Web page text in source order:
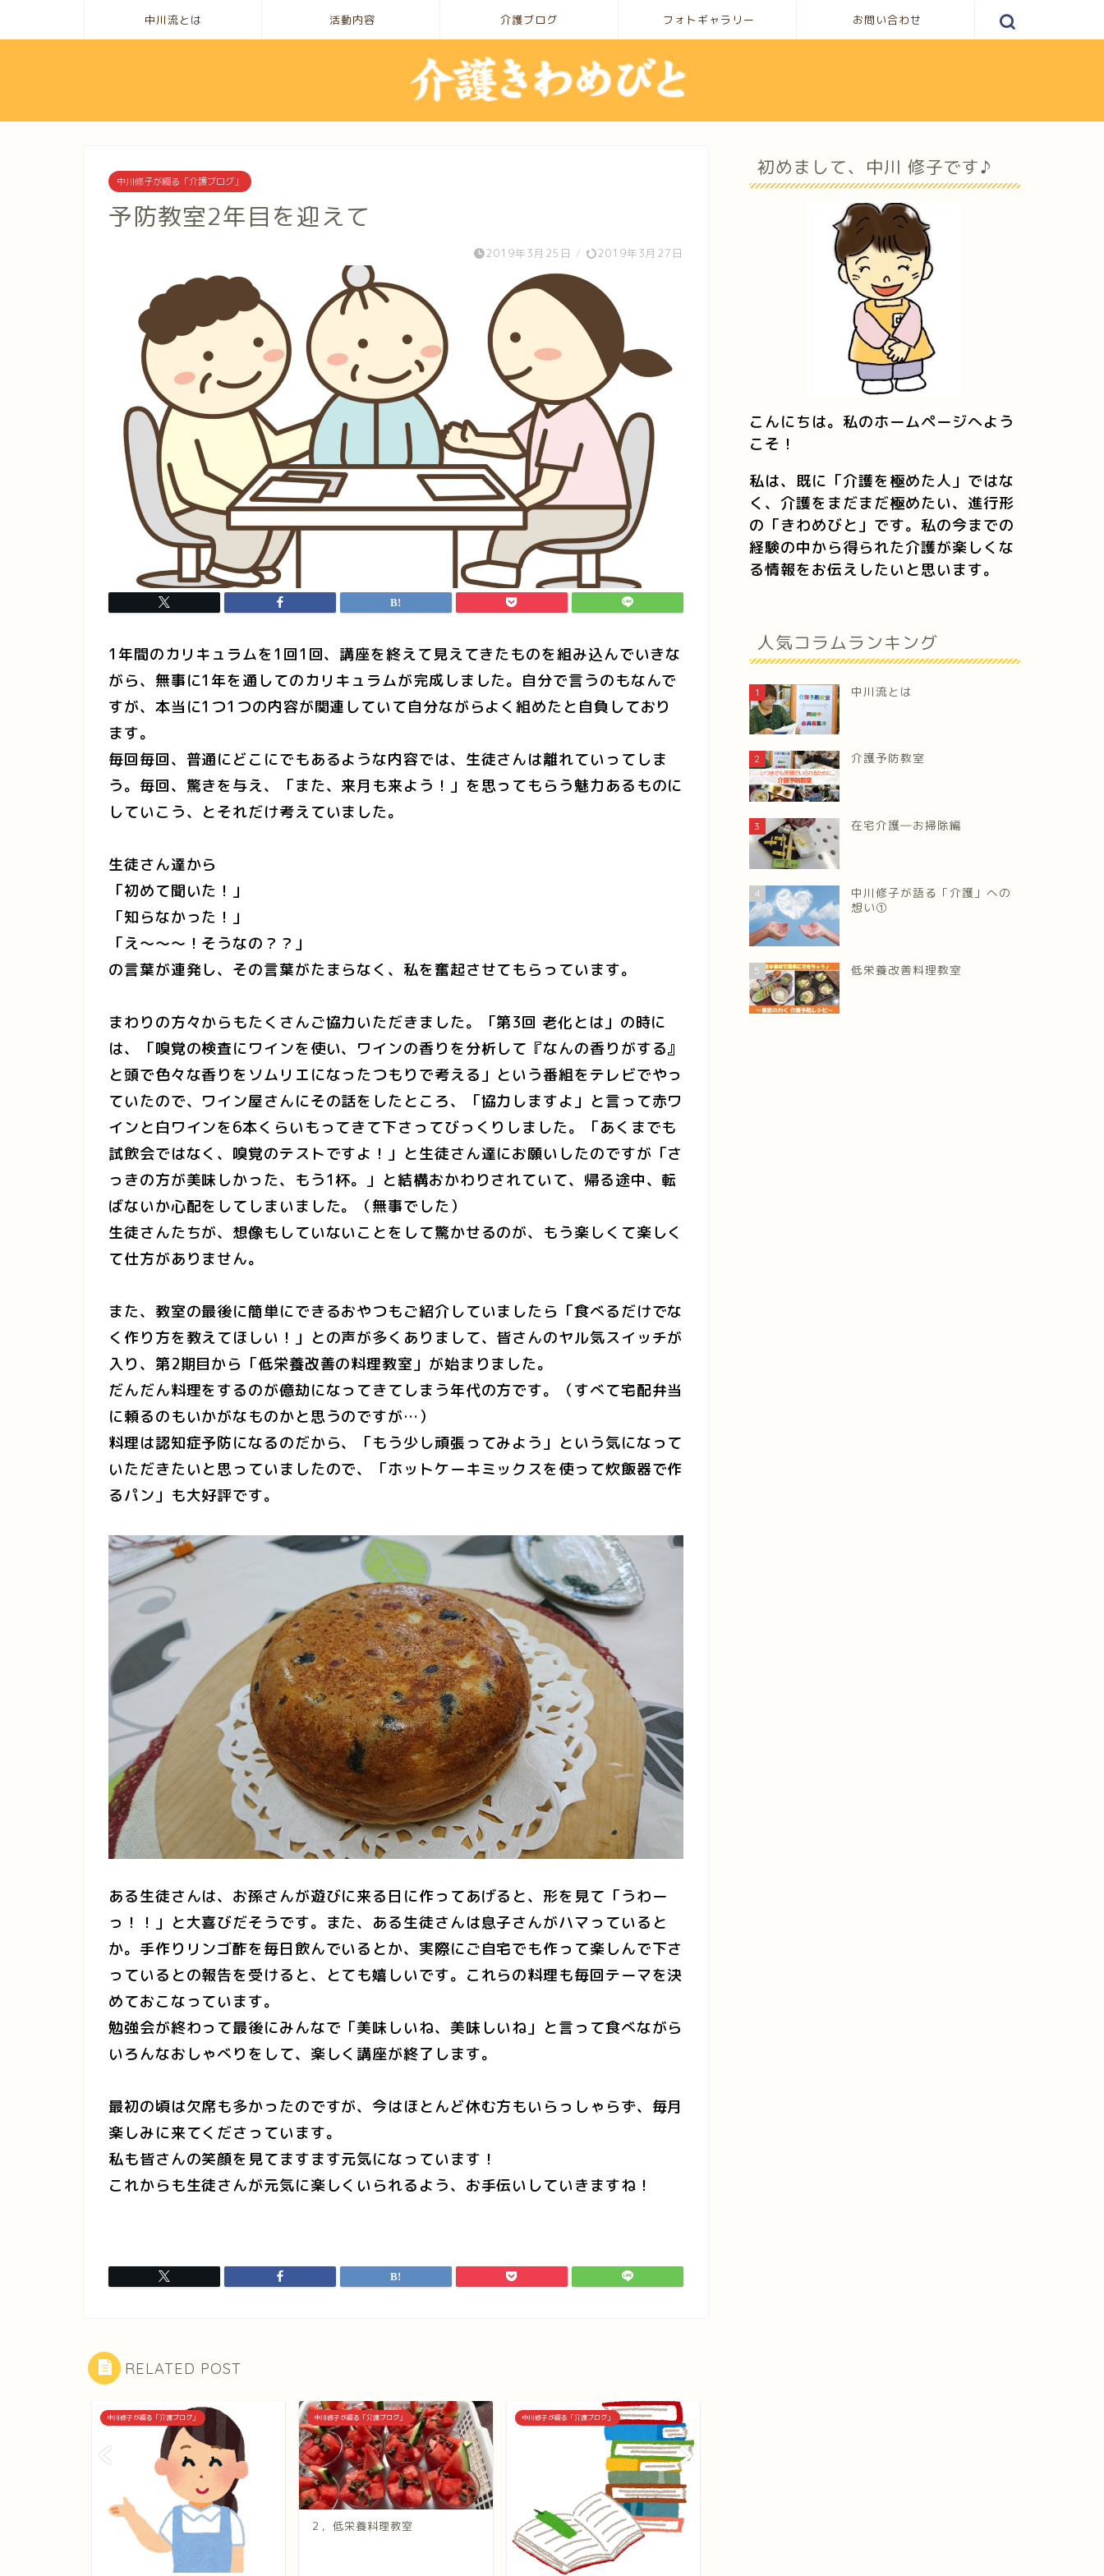
中川流とは 活動内容 介護ブログ フォトギャラリー お問い合わせ
中川修子が綴る「介護ブログ」
予防教室2年目を迎えて
2019年3月25日 / 2019年3月27日
1年間のカリキュラムを1回1回、講座を終えて見えてきたものを組み込んでいきな
がら、無事に1年を通してのカリキュラムが完成しました。自分で言うのもなんで
すが、本当に1つ1つの内容が関連していて自分ながらよく組めたと自負しており
ます。
毎回毎回、普通にどこにでもあるような内容では、生徒さんは離れていってしま
う。毎回、驚きを与え、「また、来月も来よう！」を思ってもらう魅力あるものに
していこう、とそれだけ考えていました。
生徒さん達から
「初めて聞いた！」
「知らなかった！」
「え～～～！そうなの？？」
の言葉が連発し、その言葉がたまらなく、私を奮起させてもらっています。
まわりの方々からもたくさんご協力いただきました。「第3回 老化とは」の時に
は、「嗅覚の検査にワインを使い、ワインの香りを分析して『なんの香りがする』
と頭で色々な香りをソムリエになったつもりで考える」という番組をテレビでやっ
ていたので、ワイン屋さんにその話をしたところ、「協力しますよ」と言って赤ワ
インと白ワインを6本くらいもってきて下さってびっくりしました。「あくまでも
試飲会ではなく、嗅覚のテストですよ！」と生徒さん達にお願いしたのですが「さ
っきの方が美味しかった、もう1杯。」と結構おかわりされていて、帰る途中、転
ばないか心配をしてしまいました。（無事でした）
生徒さんたちが、想像もしていないことをして驚かせるのが、もう楽しくて楽しく
て仕方がありません。
また、教室の最後に簡単にできるおやつもご紹介していましたら「食べるだけでな
く作り方を教えてほしい！」との声が多くありまして、皆さんのヤル気スイッチが
入り、第2期目から「低栄養改善の料理教室」が始まりました。
だんだん料理をするのが億劫になってきてしまう年代の方です。（すべて宅配弁当
に頼るのもいかがなものかと思うのですが…）
料理は認知症予防になるのだから、「もう少し頑張ってみよう」という気になって
いただきたいと思っていましたので、「ホットケーキミックスを使って炊飯器で作
るパン」も大好評です。
ある生徒さんは、お孫さんが遊びに来る日に作ってあげると、形を見て「うわー
っ！！」と大喜びだそうです。また、ある生徒さんは息子さんがハマっていると
か。手作りリンゴ酢を毎日飲んでいるとか、実際にご自宅でも作って楽しんで下さ
っているとの報告を受けると、とても嬉しいです。これらの料理も毎回テーマを決
めておこなっています。
勉強会が終わって最後にみんなで「美味しいね、美味しいね」と言って食べながら
いろんなおしゃべりをして、楽しく講座が終了します。
最初の頃は欠席も多かったのですが、今はほとんど休む方もいらっしゃらず、毎月
楽しみに来てくださっています。
私も皆さんの笑顔を見てますます元気になっています！
これからも生徒さんが元気に楽しくいられるよう、お手伝いしていきますね！
RELATED POST
中川修子が綴る「介護ブログ」 中川修子が綴る「介護ブログ」
２，低栄養料理教室
中川修子が綴る「介護ブログ」
初めまして、中川 修子です♪
こんにちは。私のホームページへよう
こそ！
私は、既に「介護を極めた人」ではな
く、介護をまだまだ極めたい、進行形
の「きわめびと」です。私の今までの
経験の中から得られた介護が楽しくな
る情報をお伝えしたいと思います。
人気コラムランキング
1 中川流とは
2 介護予防教室
3 在宅介護―お掃除編
4
中川修子が語る「介護」への
想い①
5 低栄養改善料理教室